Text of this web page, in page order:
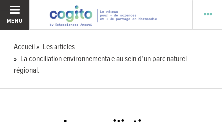
MENU
Accueil
Les articles
La conciliation environnementale au sein d’un parc naturel
régional.